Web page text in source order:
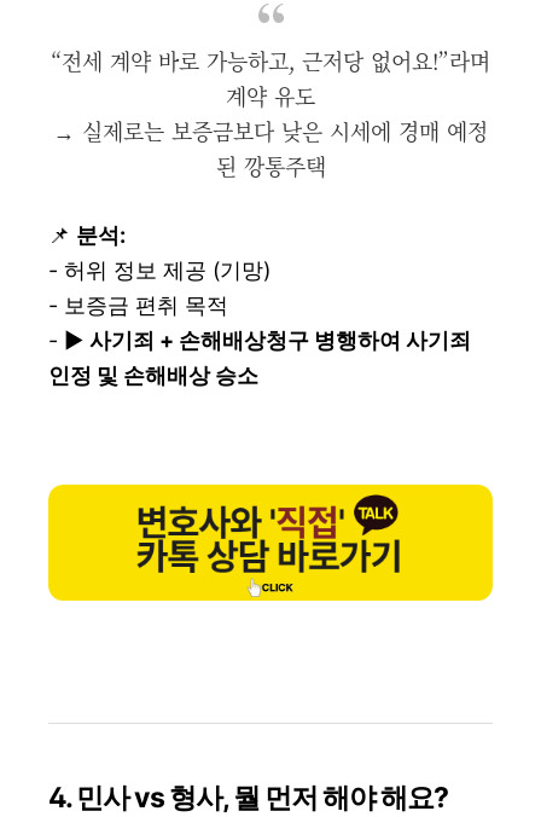
“전세 계약 바로 가능하고, 근저당 없어요!”라며
계약 유도
→ 실제로는 보증금보다 낮은 시세에 경매 예정
된 깡통주택
📌 분석:
- 허위 정보 제공 (기망)
- 보증금 편취 목적
- ▶️ 사기죄 + 손해배상청구 병행하여 사기죄
인정 및 손해배상 승소
4. 민사 vs 형사, 뭘 먼저 해야 해요?